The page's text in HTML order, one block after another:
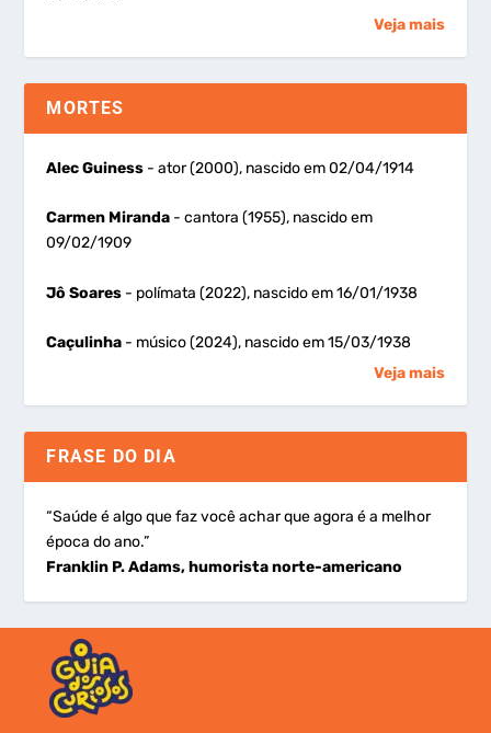
Veja mais
MORTES
Alec Guiness - ator (2000), nascido em 02/04/1914
Carmen Miranda - cantora (1955), nascido em
09/02/1909
Jô Soares - polímata (2022), nascido em 16/01/1938
Caçulinha - músico (2024), nascido em 15/03/1938
Veja mais
FRASE DO DIA
“Saúde é algo que faz você achar que agora é a melhor
época do ano.”
Franklin P. Adams, humorista norte-americano